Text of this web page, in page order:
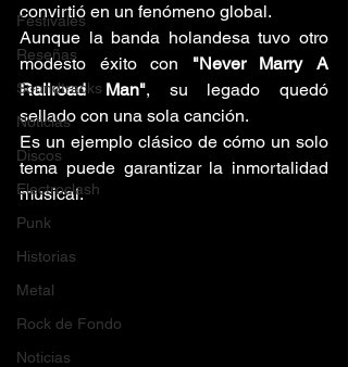
Festivales
Reseñas
Soundtracks
Noticias
Discos
Electroclash
Punk
Historias
Metal
Rock de Fondo
Noticias
convirtió en un fenómeno global.
Aunque la banda holandesa tuvo otro
modesto éxito con "Never Marry A
Railroad Man", su legado quedó
sellado con una sola canción.
Es un ejemplo clásico de cómo un solo
tema puede garantizar la inmortalidad
musical.